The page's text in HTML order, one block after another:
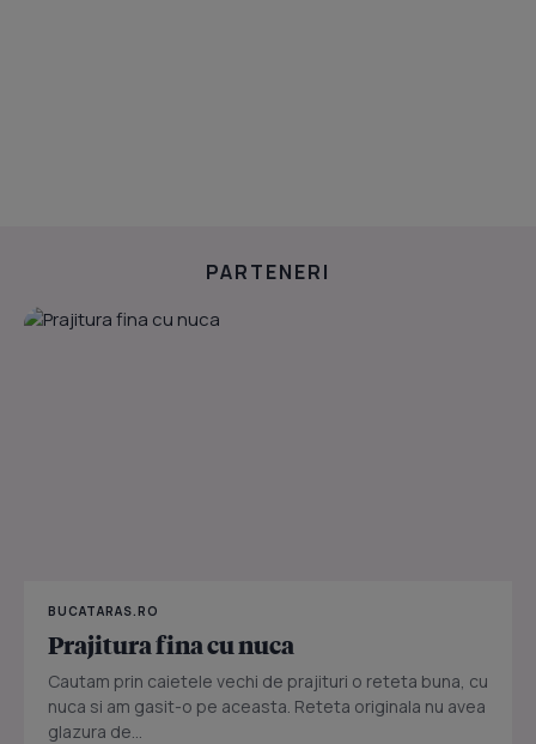
PARTENERI
BUCATARAS.RO
Prajitura fina cu nuca
Cautam prin caietele vechi de prajituri o reteta buna, cu
nuca si am gasit-o pe aceasta. Reteta originala nu avea
glazura de...